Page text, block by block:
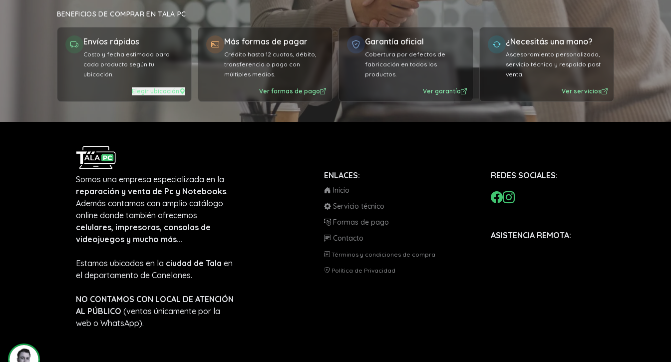
pagado por el servicio.
Sumamente conforme, la
máquina vuela más que nunca.
Muy agradecido 👏🏼
BENEFICIOS DE COMPRAR EN TALA PC
Envíos rápidos
Costo y fecha estimada para
cada producto según tu
ubicación.
Elegir ubicación
Más formas de pagar
Crédito hasta 12 cuotas, débito,
transferencia o pago con
múltiples medios.
Ver formas de pago
Garantía oficial
Cobertura por defectos de
fabricación en todos los
productos.
Ver garantía
¿Necesitás una mano?
Ascesoramiento personalizado,
servicio técnico y respaldo post
venta.
Ver servicios
Somos una empresa especializada en la
reparación y venta de Pc y Notebooks.
Además contamos con amplio catálogo
online donde también ofrecemos
celulares, impresoras, consolas de
videojuegos y mucho más...
Estamos ubicados en la ciudad de Tala en
el departamento de Canelones.
NO CONTAMOS CON LOCAL DE ATENCIÓN
AL PÚBLICO (ventas únicamente por la
web o WhatsApp).
ENLACES:
Inicio
Servicio técnico
Formas de pago
Contacto
Términos y condiciones de compra
Política de Privacidad
REDES SOCIALES:
ASISTENCIA REMOTA: